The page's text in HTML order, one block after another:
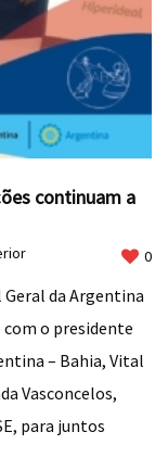
continuam a
0
da Argentina
o presidente
– Bahia, Vital
Vasconcelos,
para juntos